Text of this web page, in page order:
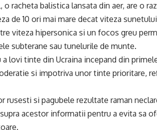
o racheta balistica lansata din aer, are o
de 10 ori mai mare decat viteza
viteza hipersonica si un focos greu
subterane sau tunelurile de munte.
lovi tinte din Ucraina incepand din
si impotriva unor tinte prioritare,
rusesti si pagubele rezultate raman
acestor informatii pentru a evita sa